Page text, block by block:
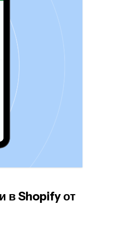
в Shopify от